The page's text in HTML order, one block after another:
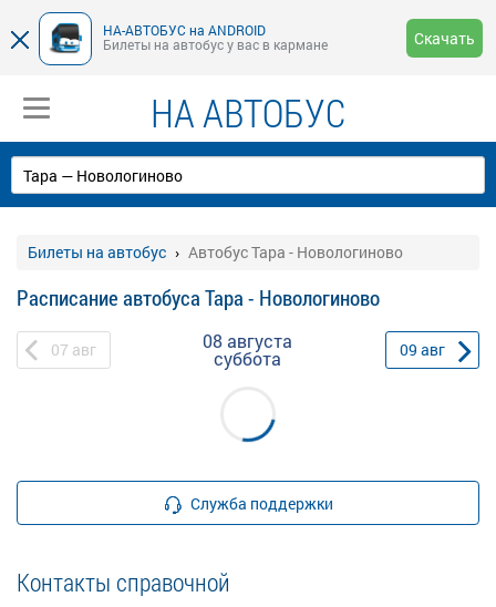
НА-АВТОБУС на ANDROID
Билеты на автобус у вас в кармане
Скачать
НА АВТОБУС
Билеты на автобус Автобус Тара - Новологиново
Расписание автобуса Тара - Новологиново
07 авг 08 августа
суббота 09 авг
Служба поддержки
Контакты справочной